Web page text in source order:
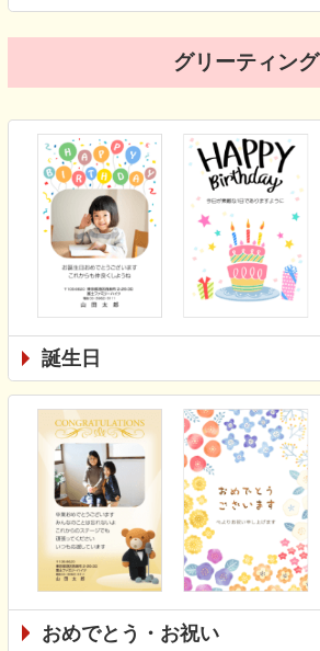
グリーティング
誕生日
おめでとう・お祝い